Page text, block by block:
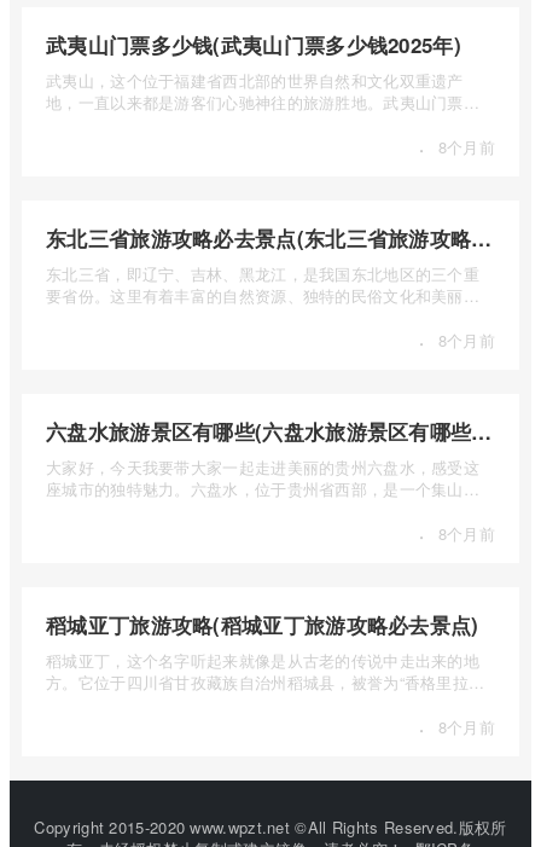
武夷山门票多少钱(武夷山门票多少钱2025年)
武夷山，这个位于福建省西北部的世界自然和文化双重遗产
地，一直以来都是游客们心驰神往的旅游胜地。武夷山门票多
· 8个月前
东北三省旅游攻略必去景点(东北三省旅游攻略必去景点视频介绍)
东北三省，即辽宁、吉林、黑龙江，是我国东北地区的三个重
要省份。这里有着丰富的自然资源、独特的民俗文化和美丽的
· 8个月前
六盘水旅游景区有哪些(六盘水旅游景区有哪些景点值得去)
大家好，今天我要带大家一起走进美丽的贵州六盘水，感受这
座城市的独特魅力。六盘水，位于贵州省西部，是一个集山水
· 8个月前
稻城亚丁旅游攻略(稻城亚丁旅游攻略必去景点)
稻城亚丁，这个名字听起来就像是从古老的传说中走出来的地
方。它位于四川省甘孜藏族自治州稻城县，被誉为“香格里拉的
· 8个月前
Copyright 2015-2020 www.wpzt.net ©All Rights Reserved.版权所